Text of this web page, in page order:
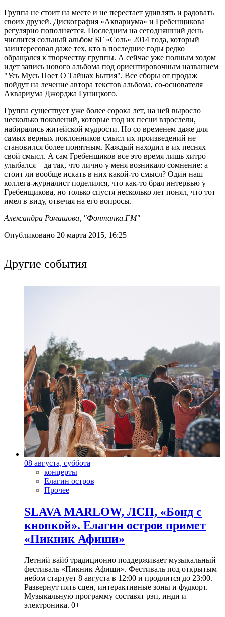
Группа не стоит на месте и не перестает удивлять и радовать
своих друзей. Дискография «Аквариума» и Гребенщикова
регулярно пополняется. Последним на сегодняшний день
числится сольный альбом БГ «Соль» 2014 года, который
заинтересовал даже тех, кто в последние годы редко
обращался к творчеству группы. А сейчас уже полным ходом
идет запись нового альбома под ориентировочным названием
"Усь Мусь Поет О Тайнах Бытия". Все сборы от продаж
пойдут на лечение автора текстов альбома, со-основателя
Аквариума Джорджа Гуницкого.
Группа существует уже более сорока лет, на ней выросло
несколько поколений, которые под их песни взрослели,
набирались житейской мудрости. Но со временем даже для
самых верных поклонников смысл их произведений не
становился более понятным. Каждый находил в их песнях
свой смысл. А сам Гребенщиков все это время лишь хитро
улыбался – да так, что лично у меня возникало сомнение: а
стоит ли вообще искать в них какой-то смысл? Один наш
коллега-журналист поделился, что как-то брал интервью у
Гребенщикова, но только спустя несколько лет понял, что тот
имел в виду, отвечая на его вопросы.
Александра Ромашова, "Фонтанка.FM"
Опубликовано 20 марта 2015, 16:25
Другие события
08 августа, суббота
концерты
Елагин остров
Прочее
SLAVA MARLOW, ЛСП, «Бонд с
кнопкой». Елагин остров примет
«Пикник Афиши»
Летний вайб традиционно поддерживает музыкальный
фестиваль «Пикник Афиши». Фестиваль под открытым
небом стартует 8 августа в 12:00 и продлится до 23:00.
Развернут пять сцен, интерактивные зоны и фудкорт.
Музыкальную программу составят рэп, инди и
электроника. 0+